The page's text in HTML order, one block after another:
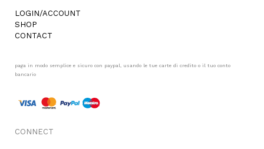
LOGIN/ACCOUNT
SHOP
CONTACT
paga in modo semplice e sicuro con paypal, usando le tue carte di credito o il tuo conto
bancario
CONNECT